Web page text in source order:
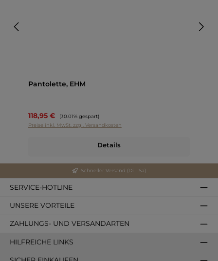
Pantolette, EHM
118,95 € Regulärer Preis:
(30.01% gespart)
Preise inkl. MwSt. zzgl. Versandkosten
Details
Schneller Versand (Di - Sa)
SERVICE-HOTLINE
UNSERE VORTEILE
ZAHLUNGS- UND VERSANDARTEN
HILFREICHE LINKS